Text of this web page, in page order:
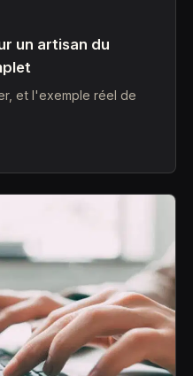
un artisan du
et l'exemple réel de